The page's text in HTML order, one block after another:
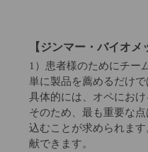
【ジンマー・バイオメ
1）患者様のためにチー
単に製品を薦めるだけ
具体的には、オペにお
そのため、最も重要な
込むことが求められま
献できます。